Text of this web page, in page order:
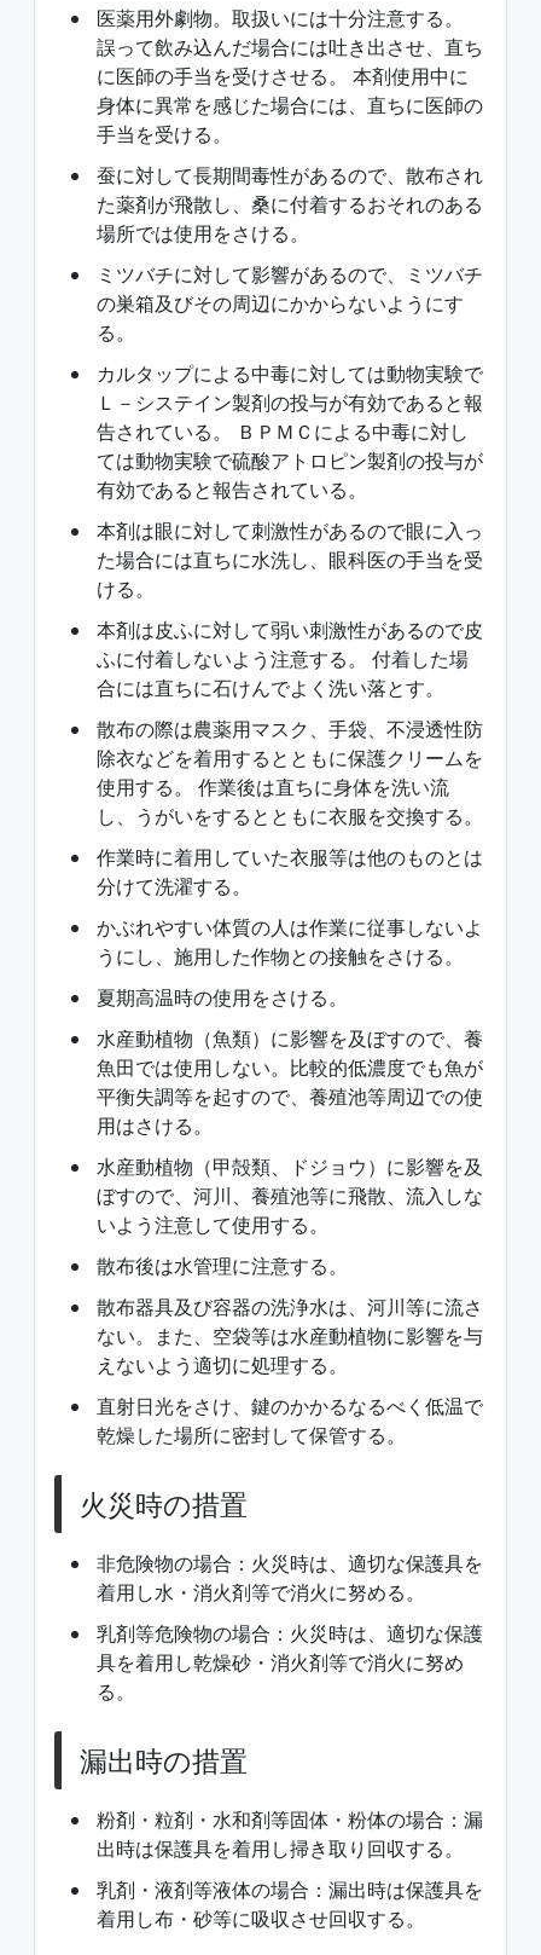
医薬用外劇物。取扱いには十分注意する。
誤って飲み込んだ場合には吐き出させ、直ち
に医師の手当を受けさせる。 本剤使用中に
身体に異常を感じた場合には、直ちに医師の
手当を受ける。
蚕に対して長期間毒性があるので、散布され
た薬剤が飛散し、桑に付着するおそれのある
場所では使用をさける。
ミツバチに対して影響があるので、ミツバチ
の巣箱及びその周辺にかからないようにす
る。
カルタップによる中毒に対しては動物実験で
Ｌ－システイン製剤の投与が有効であると報
告されている。 ＢＰＭＣによる中毒に対し
ては動物実験で硫酸アトロピン製剤の投与が
有効であると報告されている。
本剤は眼に対して刺激性があるので眼に入っ
た場合には直ちに水洗し、眼科医の手当を受
ける。
本剤は皮ふに対して弱い刺激性があるので皮
ふに付着しないよう注意する。 付着した場
合には直ちに石けんでよく洗い落とす。
散布の際は農薬用マスク、手袋、不浸透性防
除衣などを着用するとともに保護クリームを
使用する。 作業後は直ちに身体を洗い流
し、うがいをするとともに衣服を交換する。
作業時に着用していた衣服等は他のものとは
分けて洗濯する。
かぶれやすい体質の人は作業に従事しないよ
うにし、施用した作物との接触をさける。
夏期高温時の使用をさける。
水産動植物（魚類）に影響を及ぼすので、養
魚田では使用しない。比較的低濃度でも魚が
平衡失調等を起すので、養殖池等周辺での使
用はさける。
水産動植物（甲殻類、ドジョウ）に影響を及
ぼすので、河川、養殖池等に飛散、流入しな
いよう注意して使用する。
散布後は水管理に注意する。
散布器具及び容器の洗浄水は、河川等に流さ
ない。また、空袋等は水産動植物に影響を与
えないよう適切に処理する。
直射日光をさけ、鍵のかかるなるべく低温で
乾燥した場所に密封して保管する。
火災時の措置
非危険物の場合：火災時は、適切な保護具を
着用し水・消火剤等で消火に努める。
乳剤等危険物の場合：火災時は、適切な保護
具を着用し乾燥砂・消火剤等で消火に努め
る。
漏出時の措置
粉剤・粒剤・水和剤等固体・粉体の場合：漏
出時は保護具を着用し掃き取り回収する。
乳剤・液剤等液体の場合：漏出時は保護具を
着用し布・砂等に吸収させ回収する。